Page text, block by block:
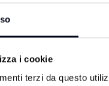
i cookie
terzi da questo